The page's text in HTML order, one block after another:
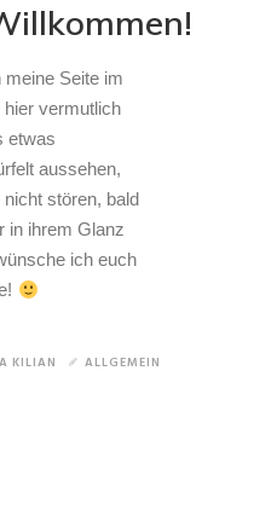
Seite im
vermutlich
etwas
aussehen,
stören, bald
in ihrem Glanz
ich euch
KILIAN ALLGEMEIN